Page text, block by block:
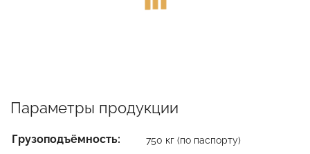
Параметры продукции
Грузоподъёмность: 750 кг (по паспорту)